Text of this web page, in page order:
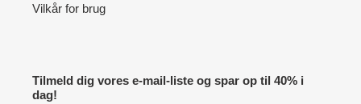
Vilkår for brug
Tilmeld dig vores e-mail-liste og spar op til 40% i
dag!